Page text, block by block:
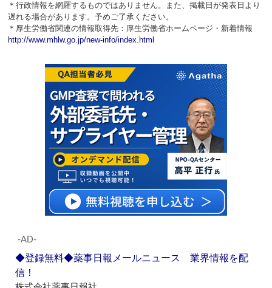
＊行政情報を網羅するものではありません。また、掲載日が発表日より
遅れる場合があります。予めご了承ください。
＊厚生労働省関連の情報取得先：厚生労働省ホームページ・新着情報
http://www.mhlw.go.jp/new-info/index.html
‐AD‐
◆登録無料◆薬事日報メールニュース 業界情報を配
信！